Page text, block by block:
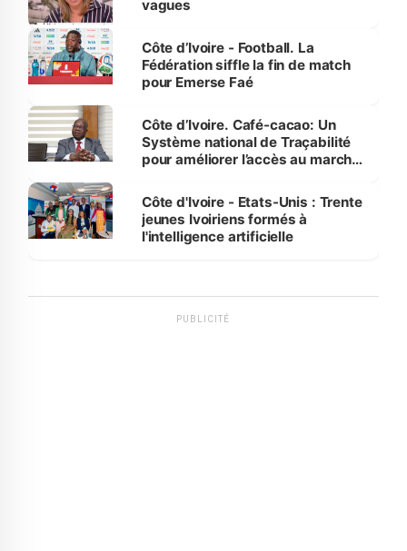
vagues
Côte d’Ivoire - Football. La
Fédération siffle la fin de match
pour Emerse Faé
Côte d’Ivoire. Café-cacao: Un
Système national de Traçabilité
pour améliorer l’accès au marché
Côte d'Ivoire - Etats-Unis : Trente
jeunes Ivoiriens formés à
l'intelligence artificielle
PUBLICITÉ